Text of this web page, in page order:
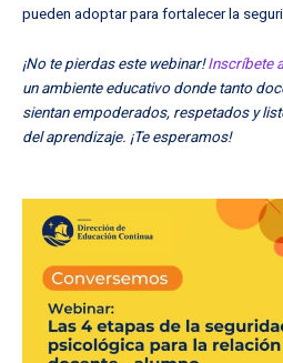
pueden adoptar para fortalecer la
¡No te pierdas este webinar!Inscríbete
un ambiente educativo donde tanto
sientan empoderados, respetados y
del aprendizaje. ¡Te esperamos!